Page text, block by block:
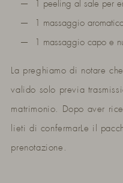
1 peeling al sale per
1 massaggio
1 massaggio capo e
La preghiamo di notare
valido solo previa
matrimonio. Dopo aver
lieti di confermarLe il
prenotazione.